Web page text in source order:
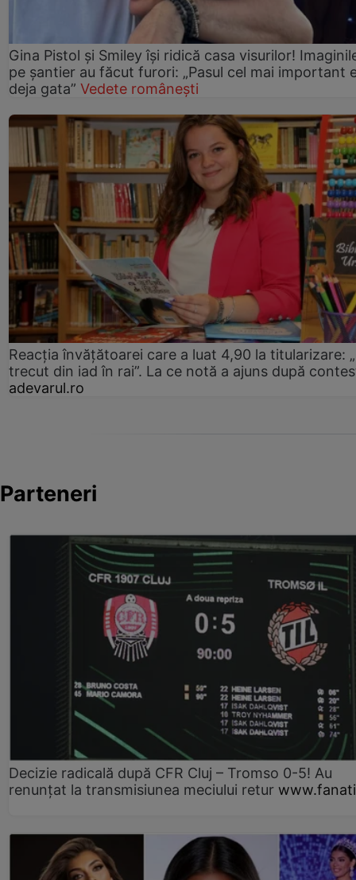
Gina Pistol și Smiley își ridică casa visurilor!
pe șantier au făcut furori: „Pasul cel mai important
deja gata” Vedete românești
Reacția învățătoarei care a luat 4,90 la titularizare:
trecut din iad în rai”. La ce notă a ajuns după
adevarul.ro
Parteneri
Decizie radicală după CFR Cluj – Tromso 0-5! Au
renunțat la transmisiunea meciului retur